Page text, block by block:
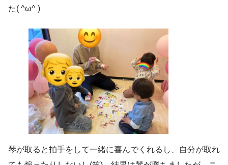
た( ^ω^ )
琴が取ると拍手をして一緒に喜んでくれるし、自分が取れ